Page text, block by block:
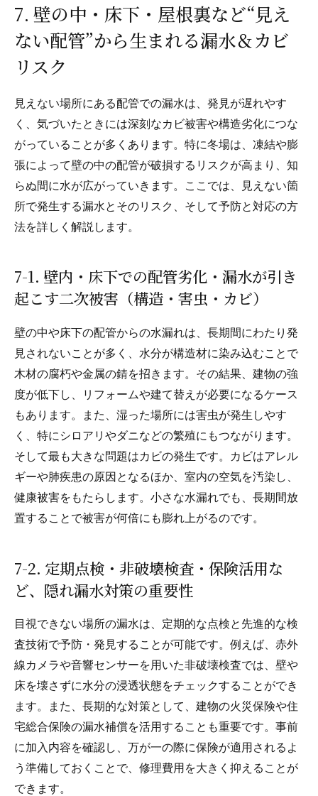
7. 壁の中・床下・屋根裏など“見え
ない配管”から生まれる漏水＆カビ
リスク
見えない場所にある配管での漏水は、発見が遅れやす
く、気づいたときには深刻なカビ被害や構造劣化につな
がっていることが多くあります。特に冬場は、凍結や膨
張によって壁の中の配管が破損するリスクが高まり、知
らぬ間に水が広がっていきます。ここでは、見えない箇
所で発生する漏水とそのリスク、そして予防と対応の方
法を詳しく解説します。
7-1. 壁内・床下での配管劣化・漏水が引き
起こす二次被害（構造・害虫・カビ）
壁の中や床下の配管からの水漏れは、長期間にわたり発
見されないことが多く、水分が構造材に染み込むことで
木材の腐朽や金属の錆を招きます。その結果、建物の強
度が低下し、リフォームや建て替えが必要になるケース
もあります。また、湿った場所には害虫が発生しやす
く、特にシロアリやダニなどの繁殖にもつながります。
そして最も大きな問題はカビの発生です。カビはアレル
ギーや肺疾患の原因となるほか、室内の空気を汚染し、
健康被害をもたらします。小さな水漏れでも、長期間放
置することで被害が何倍にも膨れ上がるのです。
7-2. 定期点検・非破壊検査・保険活用な
ど、隠れ漏水対策の重要性
目視できない場所の漏水は、定期的な点検と先進的な検
査技術で予防・発見することが可能です。例えば、赤外
線カメラや音響センサーを用いた非破壊検査では、壁や
床を壊さずに水分の浸透状態をチェックすることができ
ます。また、長期的な対策として、建物の火災保険や住
宅総合保険の漏水補償を活用することも重要です。事前
に加入内容を確認し、万が一の際に保険が適用されるよ
う準備しておくことで、修理費用を大きく抑えることが
できます。